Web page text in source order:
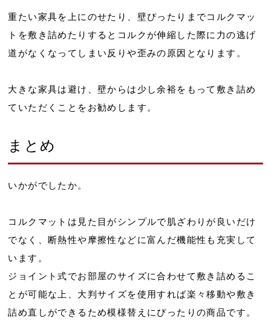
重たい家具を上にのせたり、壁ぴったりまでコルクマッ
トを敷き詰めたりするとコルクが伸縮した際に力の逃げ
道がなくなってしまい反りや歪みの原因となります。
大きな家具は避け、壁からは少し余裕をもって敷き詰め
ていただくことをお勧めします。
まとめ
いかがでしたか。
コルクマットは見た目がシンプルで肌ざわりが良いだけ
でなく、断熱性や摩擦性などに富んだ機能性も充実して
います。
ジョイント式でお部屋のサイズに合わせて敷き詰めるこ
とが可能な上、大判サイズを使用すれば楽々移動や敷き
詰め直しができるため模様替えにぴったりの商品です。